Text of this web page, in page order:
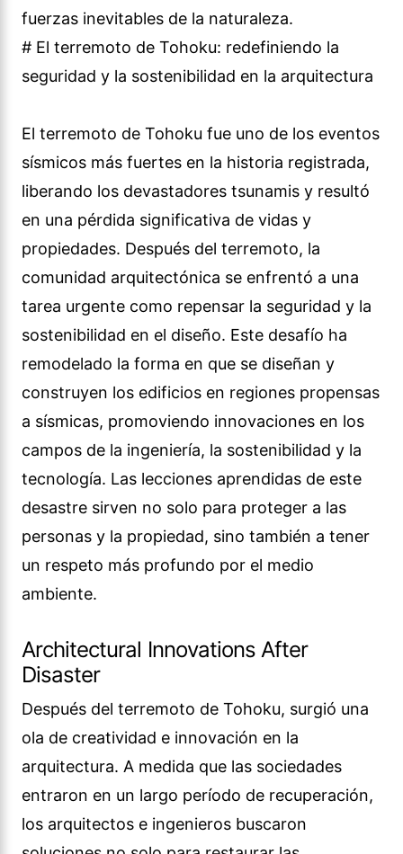
fuerzas inevitables de la naturaleza.
# El terremoto de Tohoku: redefiniendo la
seguridad y la sostenibilidad en la arquitectura
El terremoto de Tohoku fue uno de los eventos
sísmicos más fuertes en la historia registrada,
liberando los devastadores tsunamis y resultó
en una pérdida significativa de vidas y
propiedades. Después del terremoto, la
comunidad arquitectónica se enfrentó a una
tarea urgente como repensar la seguridad y la
sostenibilidad en el diseño. Este desafío ha
remodelado la forma en que se diseñan y
construyen los edificios en regiones propensas
a sísmicas, promoviendo innovaciones en los
campos de la ingeniería, la sostenibilidad y la
tecnología. Las lecciones aprendidas de este
desastre sirven no solo para proteger a las
personas y la propiedad, sino también a tener
un respeto más profundo por el medio
ambiente.
Architectural Innovations After
Disaster
Después del terremoto de Tohoku, surgió una
ola de creatividad e innovación en la
arquitectura. A medida que las sociedades
entraron en un largo período de recuperación,
los arquitectos e ingenieros buscaron